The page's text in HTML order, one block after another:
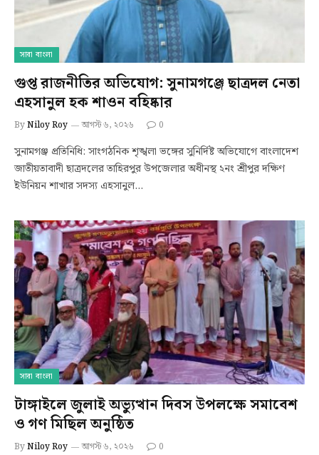
সারা বাংলা
গুপ্ত রাজনীতির অভিযোগ: সুনামগঞ্জে ছাত্রদল নেতা
এহসানুল হক শাওন বহিষ্কার
ByNiloy Roy আগস্ট ৬, ২০২৬ 0
সুনামগঞ্জ প্রতিনিধি: সাংগঠনিক শৃঙ্খলা ভঙ্গের সুনির্দিষ্ট অভিযোগে বাংলাদেশ
জাতীয়তাবাদী ছাত্রদলের তাহিরপুর উপজেলার অধীনস্থ ২নং শ্রীপুর দক্ষিণ
ইউনিয়ন শাখার সদস্য এহসানুল…
সারা বাংলা
টাঙ্গাইলে জুলাই অভ্যুত্থান দিবস উপলক্ষে সমাবেশ
ও গণ মিছিল অনুষ্ঠিত
ByNiloy Roy আগস্ট ৬, ২০২৬ 0